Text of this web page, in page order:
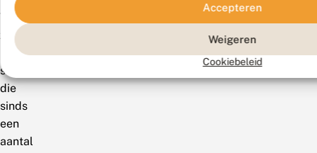
Accepteren
Weigeren
Cookiebeleid
Vrij
zeldzaam.
Een
soort
die
sinds
een
aantal